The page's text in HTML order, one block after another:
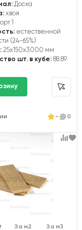
Доска
хвоя
1
естественной
(24-65%)
25x150x3000 мм
шт. в кубе:88.89
- 0
За м2 За м3